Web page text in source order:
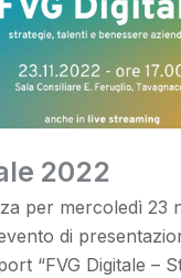
2022
per mercoledì 23
di
“FVG Digitale –